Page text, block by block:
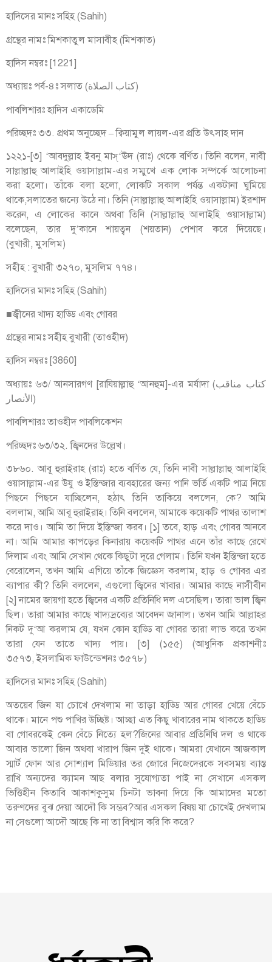
হাদিসের মানঃ সহিহ (Sahih)
গ্রন্থের নামঃ মিশকাতুল মাসাবীহ (মিশকাত)
হাদিস নম্বরঃ [1221]
অধ্যায়ঃ পর্ব-৪ঃ সলাত (كتاب الصلاة)
পাবলিশারঃ হাদিস একাডেমি
পরিচ্ছদঃ ৩৩. প্রথম অনুচ্ছেদ – ক্বিয়ামুল লায়ল-এর প্রতি উৎসাহ দান
১২২১-[৩] ‘আবদুল্লাহ ইবনু মাস্‘ঊদ (রাঃ) থেকে বর্ণিত। তিনি বলেন, নাবী
সাল্লাল্লাহু আলাইহি ওয়াসাল্লাম-এর সম্মুখে এক লোক সম্পর্কে আলোচনা
করা হলো। তাঁকে বলা হলো, লোকটি সকাল পর্যন্ত একটানা ঘুমিয়ে
থাকে,সলাতের জন্যে উঠে না। তিনি (সাল্লাল্লাহু আলাইহি ওয়াসাল্লাম) ইরশাদ
করেন, এ লোকের কানে অথবা তিনি (সাল্লাল্লাহু আলাইহি ওয়াসাল্লাম)
বলেছেন, তার দু’কানে শায়ত্বন (শয়তান) পেশাব করে দিয়েছে।
(বুখারী, মুসলিম)
সহীহ : বুখারী ৩২৭০, মুসলিম ৭৭৪।
হাদিসের মানঃ সহিহ (Sahih)
■জ্বীনের খাদ্য হাড্ডি এবং গোবর
গ্রন্থের নামঃ সহীহ বুখারী (তাওহীদ)
হাদিস নম্বরঃ [3860]
অধ্যায়ঃ ৬৩/ আনসারগণ [রাযিয়াল্লাহু ‘আনহুম]-এর মর্যাদা (كتاب مناقب
الأنصار)
পাবলিশারঃ তাওহীদ পাবলিকেশন
পরিচ্ছদঃ ৬৩/৩২. জ্বিনদের উল্লেখ।
৩৮৬০. আবূ হুরাইরাহ (রাঃ) হতে বর্ণিত যে, তিনি নাবী সাল্লাল্লাহু আলাইহি
ওয়াসাল্লাম-এর উযু ও ইস্তিন্জার ব্যবহারের জন্য পানি ভর্তি একটি পাত্র নিয়ে
পিছনে পিছনে যাচ্ছিলেন, হঠাৎ তিনি তাকিয়ে বললেন, কে? আমি
বললাম, আমি আবূ হুরাইরাহ। তিনি বললেন, আমাকে কয়েকটি পাথর তালাশ
করে দাও। আমি তা দিয়ে ইস্তিন্জা করব। [১] তবে, হাড় এবং গোবর আনবে
না। আমি আমার কাপড়ের কিনারায় কয়েকটি পাথর এনে তাঁর কাছে রেখে
দিলাম এবং আমি সেখান থেকে কিছুটা দূরে গেলাম। তিনি যখন ইস্তিন্জা হতে
বেরোলেন, তখন আমি এগিয়ে তাঁকে জিজ্ঞেস করলাম, হাড় ও গোবর এর
ব্যাপার কী? তিনি বললেন, এগুলো জ্বিনের খাবার। আমার কাছে নাসীবীন
[২] নামের জায়গা হতে জ্বিনের একটি প্রতিনিধি দল এসেছিল। তারা ভাল জ্বিন
ছিল। তারা আমার কাছে খাদ্যদ্রব্যের আবেদন জানাল। তখন আমি আল্লাহর
নিকট দু‘আ করলাম যে, যখন কোন হাড্ডি বা গোবর তারা লাভ করে তখন
তারা যেন তাতে খাদ্য পায়। [৩] (১৫৫) (আধুনিক প্রকাশনীঃ
৩৫৭৩, ইসলামিক ফাউন্ডেশনঃ ৩৫৭৮)
হাদিসের মানঃ সহিহ (Sahih)
অতয়েব জিন যা চোখে দেখলাম না তাড়া হাড্ডি আর গোবর খেয়ে বেঁচে
থাকে। মানে পশু পাখির উচ্ছিষ্ট। আচ্ছা এত কিছু খাবারের নাম থাকতে হাড্ডি
বা গোবরকেই কেন বেঁচে নিত্যে হল?জিনের আবার প্রতিনিধি দল ও থাকে
আবার ভালো জিন অথবা খারাপ জিন দুই থাকে। আমরা যেখানে আজকাল
স্মার্ট ফোন আর সোশ্যাল মিডিয়ার তর জোরে নিজেদেরকে সবসময় ব্যাস্ত
রাখি অন্যদের ক্যামন আছ বলার সুযোগ্যতা পাই না সেখানে এসকল
ভিত্তিহীন কিতাবি আকাশকুসুম চিনটা ভাবনা দিয়ে কি আমাদের মতো
তরুণদের বুঝ দেয়া আদৌ কি সম্ভব?আর এসকল বিষয় যা চোখেই দেখলাম
না সেগুলো আদৌ আছে কি না তা বিশ্বাস করি কি করে?